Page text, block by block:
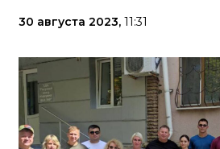
30 августа 2023, 11:31